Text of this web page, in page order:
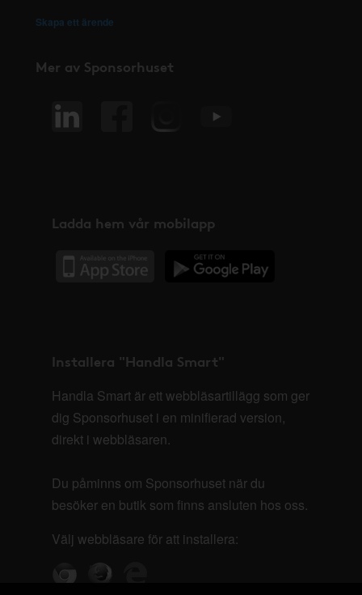
Skapa ett ärende
Mer av Sponsorhuset
Ladda hem vår mobilapp
Installera "Handla Smart"
Handla Smart är ett webbläsartillägg som ger
dig Sponsorhuset i en minifierad version,
direkt i webbläsaren.
Du påminns om Sponsorhuset när du
besöker en butik som finns ansluten hos oss.
Välj webbläsare för att installera: